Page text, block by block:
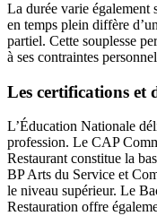
La durée varie
en temps plein diffère
partiel. Cette souplesse
à ses contraintes
Les certifications et
L’Éducation Nationale
profession. Le CAP
Restaurant constitue la
BP Arts du Service et
le niveau supérieur. Le
Restauration offre